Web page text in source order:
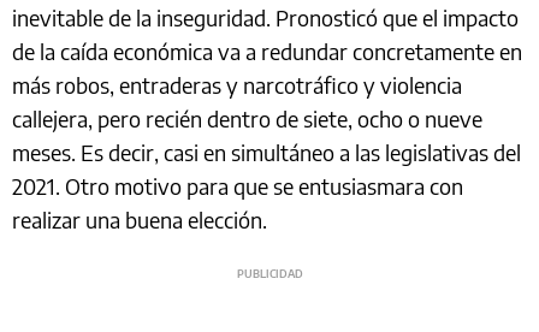
inevitable de la inseguridad. Pronosticó que el impacto
de la caída económica va a redundar concretamente en
más robos, entraderas y narcotráfico y violencia
callejera, pero recién dentro de siete, ocho o nueve
meses. Es decir, casi en simultáneo a las legislativas del
2021. Otro motivo para que se entusiasmara con
realizar una buena elección.